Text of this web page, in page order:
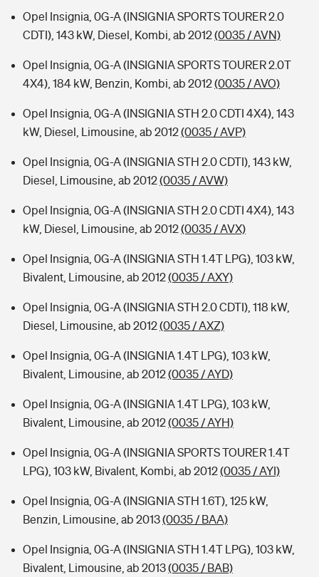
Opel Insignia, 0G-A (INSIGNIA SPORTS TOURER 2.0
CDTI), 143 kW, Diesel, Kombi, ab 2012(0035 / AVN)
Opel Insignia, 0G-A (INSIGNIA SPORTS TOURER 2.0T
4X4), 184 kW, Benzin, Kombi, ab 2012(0035 / AVO)
Opel Insignia, 0G-A (INSIGNIA STH 2.0 CDTI 4X4), 143
kW, Diesel, Limousine, ab 2012(0035 / AVP)
Opel Insignia, 0G-A (INSIGNIA STH 2.0 CDTI), 143 kW,
Diesel, Limousine, ab 2012(0035 / AVW)
Opel Insignia, 0G-A (INSIGNIA STH 2.0 CDTI 4X4), 143
kW, Diesel, Limousine, ab 2012(0035 / AVX)
Opel Insignia, 0G-A (INSIGNIA STH 1.4T LPG), 103 kW,
Bivalent, Limousine, ab 2012(0035 / AXY)
Opel Insignia, 0G-A (INSIGNIA STH 2.0 CDTI), 118 kW,
Diesel, Limousine, ab 2012(0035 / AXZ)
Opel Insignia, 0G-A (INSIGNIA 1.4T LPG), 103 kW,
Bivalent, Limousine, ab 2012(0035 / AYD)
Opel Insignia, 0G-A (INSIGNIA 1.4T LPG), 103 kW,
Bivalent, Limousine, ab 2012(0035 / AYH)
Opel Insignia, 0G-A (INSIGNIA SPORTS TOURER 1.4T
LPG), 103 kW, Bivalent, Kombi, ab 2012(0035 / AYI)
Opel Insignia, 0G-A (INSIGNIA STH 1.6T), 125 kW,
Benzin, Limousine, ab 2013(0035 / BAA)
Opel Insignia, 0G-A (INSIGNIA STH 1.4T LPG), 103 kW,
Bivalent, Limousine, ab 2013(0035 / BAB)